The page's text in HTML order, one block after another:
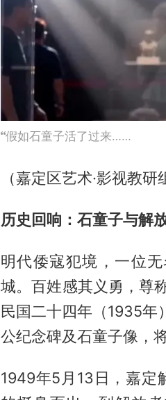
假如石童子活了过来……
（嘉定区艺术·影视教研
历史回响：石童子与解
明代倭寇犯境，一位
城。百姓感其义勇，尊
民国二十四年（1935年
公纪念碑及石童子像，
1949年5月13日，嘉定